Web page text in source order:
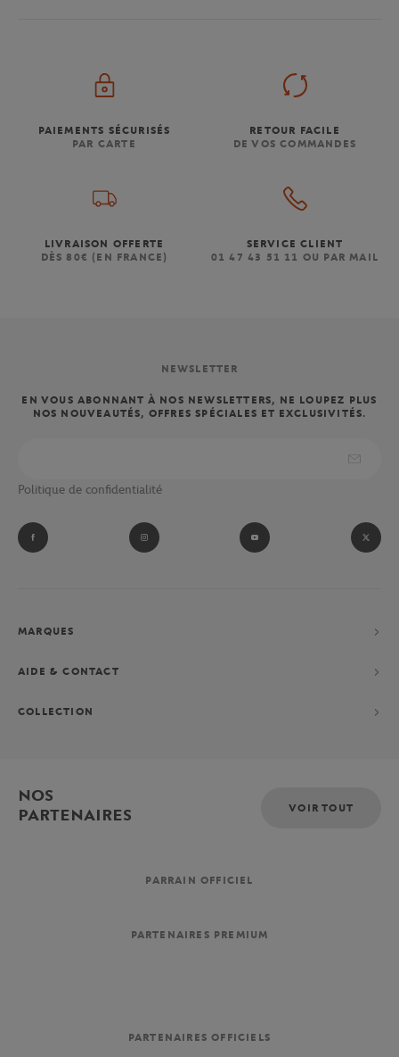
PAIEMENTS SÉCURISÉS
PAR CARTE
RETOUR FACILE
DE VOS COMMANDES
LIVRAISON OFFERTE
DÈS 80€ (EN FRANCE)
SERVICE CLIENT
01 47 43 51 11 OU PAR MAIL
NEWSLETTER
EN VOUS ABONNANT À NOS NEWSLETTERS, NE LOUPEZ PLUS
NOS NOUVEAUTÉS, OFFRES SPÉCIALES ET EXCLUSIVITÉS.
Politique de confidentialité
MARQUES
AIDE & CONTACT
COLLECTION
NOS
PARTENAIRES
VOIR TOUT
PARRAIN OFFICIEL